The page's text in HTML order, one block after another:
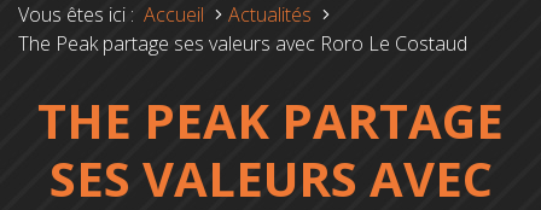
Vous êtes ici : Accueil
Actualités
The Peak partage ses valeurs avec Roro Le Costaud
THE PEAK PARTAGE
SES VALEURS AVEC